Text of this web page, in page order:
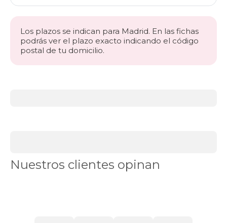
Los plazos se indican para Madrid. En las fichas
podrás ver el plazo exacto indicando el código
postal de tu domicilio.
Canapés
Nuestros clientes opinan